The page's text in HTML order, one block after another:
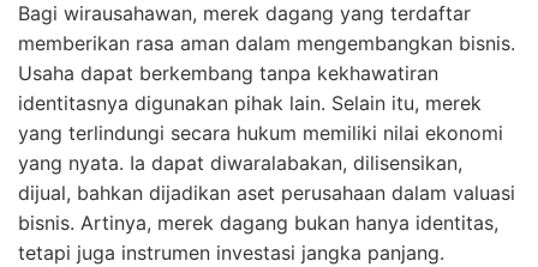
Bagi wirausahawan, merek dagang yang terdaftar
memberikan rasa aman dalam mengembangkan bisnis.
Usaha dapat berkembang tanpa kekhawatiran
identitasnya digunakan pihak lain. Selain itu, merek
yang terlindungi secara hukum memiliki nilai ekonomi
yang nyata. Ia dapat diwaralabakan, dilisensikan,
dijual, bahkan dijadikan aset perusahaan dalam valuasi
bisnis. Artinya, merek dagang bukan hanya identitas,
tetapi juga instrumen investasi jangka panjang.